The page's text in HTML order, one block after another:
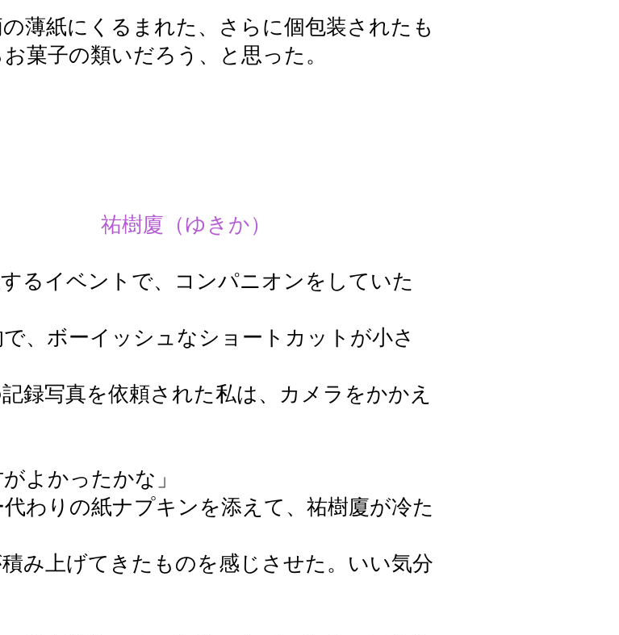
薄紙にくるまれた、さらに個包装されたも
菓子の類いだろう、と思った。
礼です。
きか）
るイベントで、コンパニオンをしていた
、ボーイッシュなショートカットが小さ
録写真を依頼された私は、カメラをかかえ
よかったかな」
わりの紙ナプキンを添えて、祐樹廈が冷た
み上げてきたものを感じさせた。いい気分